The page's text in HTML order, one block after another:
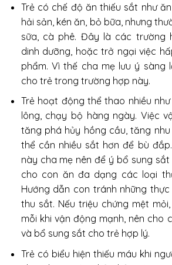
Trẻ có chế độ ăn thiếu sắt như
hải sản, kén ăn, bỏ bữa, nhưng
sữa, cà phê. Đây là các trường
dinh dưỡng, hoặc trở ngại việc
phẩm. Vì thế cha mẹ lưu ý sàng
cho trẻ trong trường hợp này.
Trẻ hoạt động thể thao nhiều
lông, chạy bộ hàng ngày. Việc
tăng phá hủy hồng cầu, tăng
thể cần nhiều sắt hơn để bù
này cha mẹ nên để ý bổ sung
cho con ăn đa dạng các loại
Hướng dẫn con tránh những
thu sắt. Nếu triệu chứng mệt
mỗi khi vận động mạnh, nên cho
và bổ sung sắt cho trẻ hợp lý.
Trẻ có biểu hiện thiếu máu khi